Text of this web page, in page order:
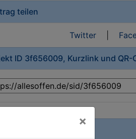
teilen
Twitter|
ID 3f656009, Kurzlink und QR-
×